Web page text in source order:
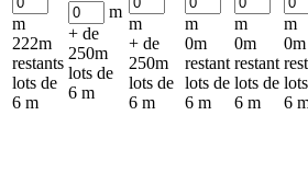
m
222m
restants
lots de
6 m
m
+ de
250m
lots de
6 m
m
+ de
250m
lots de
6 m
m
0m
restant
lots de
6 m
m
0m
restant
lots de
6 m
m
0m
6